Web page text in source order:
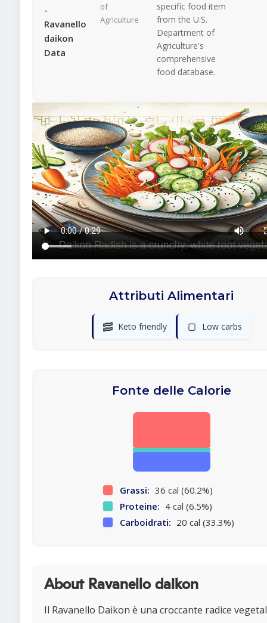
-
Ravanello
daikon
Data
of
Agriculture
specific food item
from the U.S.
Department of
Agriculture's
comprehensive
food database.
Attributi Alimentari
🥓 Keto friendly 🍞 Low carbs
Fonte delle Calorie
Grassi: 36 cal (60.2%)
Proteine: 4 cal (6.5%)
Carboidrati: 20 cal (33.3%)
About Ravanello daikon
Il Ravanello Daikon è una croccante radice